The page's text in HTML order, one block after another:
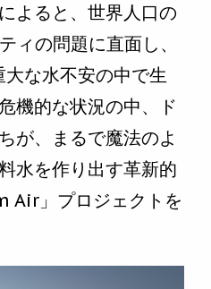
よると、世界人口の
ィの問題に直面し、
な水不安の中で生
機的な状況の中、ド
が、まるで魔法のよ
水を作り出す革新的
Air」プロジェクトを